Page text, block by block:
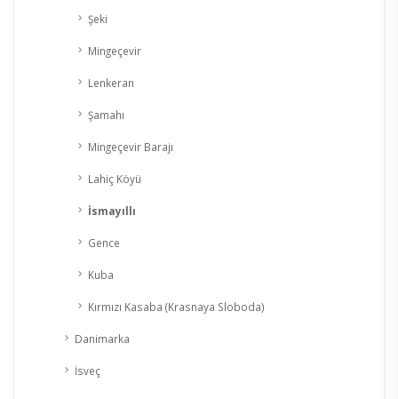
Şeki
Mingeçevir
Lenkeran
Şamahı
Mingeçevir Barajı
Lahiç Köyü
İsmayıllı
Gence
Kuba
Kırmızı Kasaba (Krasnaya Sloboda)
Danimarka
İsveç